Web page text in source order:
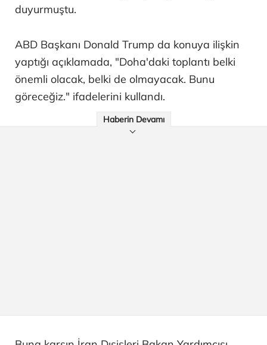
duyurmuştu.
ABD Başkanı Donald Trump da konuya ilişkin
yaptığı açıklamada, "Doha'daki toplantı belki
önemli olacak, belki de olmayacak. Bunu
göreceğiz." ifadelerini kullandı.
Haberin Devamı